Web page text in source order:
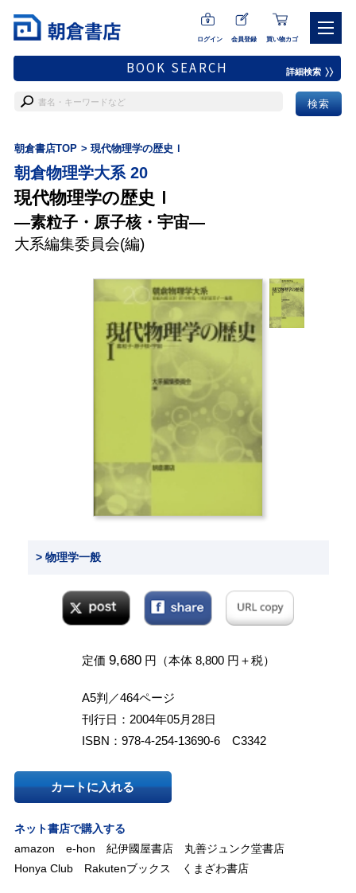
ログイン 会員登録 買い物カゴ
BOOK SEARCH 詳細検索
朝倉書店TOP 現代物理学の歴史Ｉ
朝倉物理学大系 20
現代物理学の歴史Ｉ
―素粒子・原子核・宇宙―
大系編集委員会(編)
> 物理学一般
定価 9,680円（本体 8,800 円＋税）
A5判／464ページ
刊行日：2004年05月28日
ISBN：978-4-254-13690-6 C3342
カートに入れる
ネット書店で購入する
amazon
e-hon 紀伊國屋書店
丸善ジュンク堂書店
Honya Club
Rakutenブックス くまざわ書店